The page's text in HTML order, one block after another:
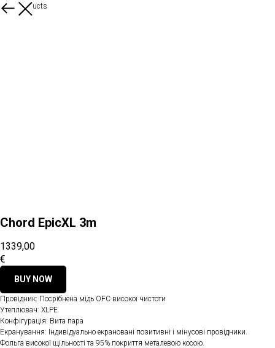
More products
Chord EpicXL 3m
1339,00
€
BUY NOW
Провідник: Посрібнена мідь OFC високої чистоти
Утеплювач: XLPE
Конфігурація: Вита пара
Екранування: Індивідуально екрановані позитивні і мінусові провідники.
Фольга високої щільності та 95% покриття металевою косою.